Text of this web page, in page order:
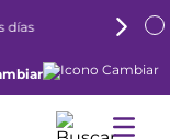
días